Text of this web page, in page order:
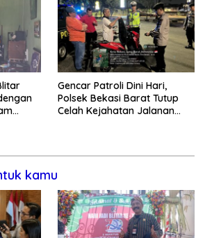
Gencar Patroli Dini Hari,
Polsek Bekasi Barat Tutup
Celah Kejahatan Jalanan
kamu